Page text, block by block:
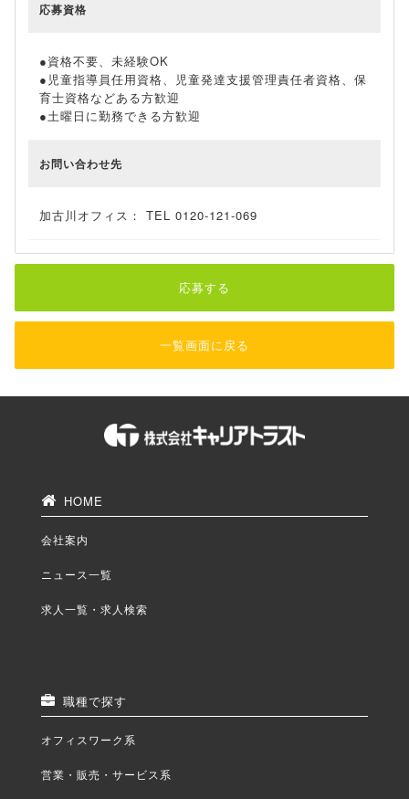
応募資格
●資格不要、未経験OK
●児童指導員任用資格、児童発達支援管理責任者資格、保
育士資格などある方歓迎
●土曜日に勤務できる方歓迎
お問い合わせ先
加古川オフィス： TEL 0120-121-069
応募する
一覧画面に戻る
HOME
会社案内
ニュース一覧
求人一覧・求人検索
職種で探す
オフィスワーク系
営業・販売・サービス系